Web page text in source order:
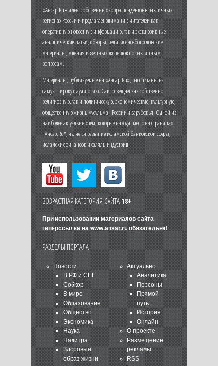
«Ансар.Ru» имеет собственных корреспондентов в различных
регионах России и предлагает вниманию читателей как
оперативную новостную информацию, так и эксклюзивные
аналитические статьи, обзоры, религиозно-богословские
материалы, мнения известных экспертов по различным
вопросам.
Материалы, публикуемые на «Ансар.Ru», рассчитаны на
самую широкую аудиторию. Сайт освещает как собственно
религиозную, так и политическую, экономическую, культурную,
общественную жизнь мусульман России и зарубежья. Одной из
наиболее актуальных тем, которые находят место на страницах
"Ансар.Ru", является развитие исламской банковской сферы,
исламских финансов и халяль-индустрии.
ВОЗРАСТНАЯ КАТЕГОРИЯ САЙТА18+
При использовании материалов сайта
гиперссылка на www.ansar.ruобязательна!
РАЗДЕЛЫ ПОРТАЛА
Новости
В РФ и СНГ
Собкор
В мире
Образование
Общество
Экономика
Наука
Палитра
Здоровый
образ жизни
Актуально
Аналитика
Персоны
Прямой
путь
История
Онлайн
О проекте
Размещение
рекламы
RSS